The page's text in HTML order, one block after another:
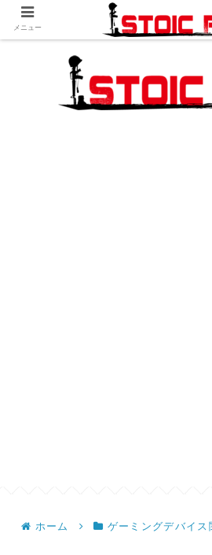
ホーム ゲーミングデバイス
メニュー